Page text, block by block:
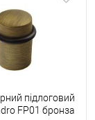
підлоговий
FP01 бронза